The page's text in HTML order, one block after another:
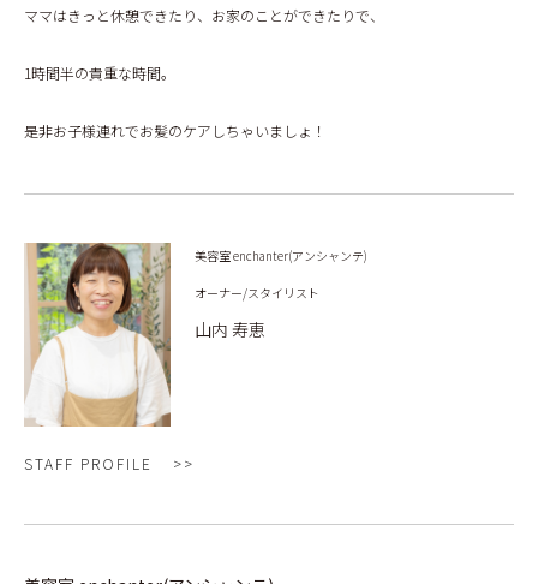
ママはきっと休憩できたり、お家のことができたりで、
1時間半の貴重な時間。
是非お子様連れでお髪のケアしちゃいましょ！
美容室 enchanter(アンシャンテ)
オーナー/スタイリスト
山内 寿恵
STAFF PROFILE